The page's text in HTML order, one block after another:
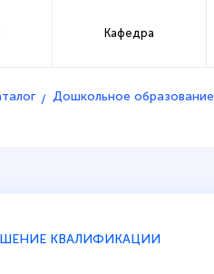
Кафедра
Дошкольное образование
КВАЛИФИКАЦИИ